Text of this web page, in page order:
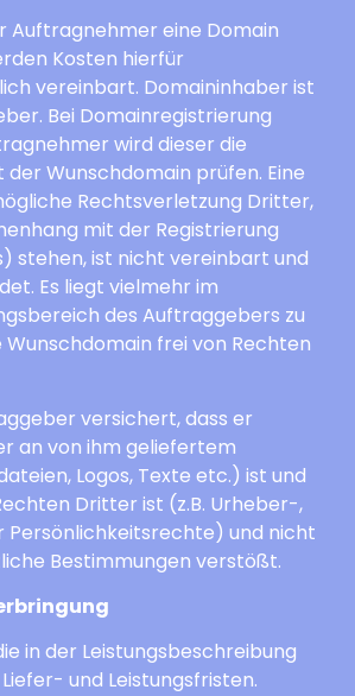
Auftragnehmer eine Domain
Kosten hierfür
vereinbart. Domaininhaber ist
Bei Domainregistrierung
wird dieser die
Wunschdomain prüfen. Eine
Rechtsverletzung Dritter,
mit der Registrierung
stehen, ist nicht vereinbart und
Es liegt vielmehr im
des Auftraggebers zu
Wunschdomain frei von Rechten
versichert, dass er
an von ihm geliefertem
Logos, Texte etc.) ist und
Dritter ist (z.B. Urheber-,
Persönlichkeitsrechte) und nicht
Bestimmungen verstößt.
in der Leistungsbeschreibung
und Leistungsfristen.